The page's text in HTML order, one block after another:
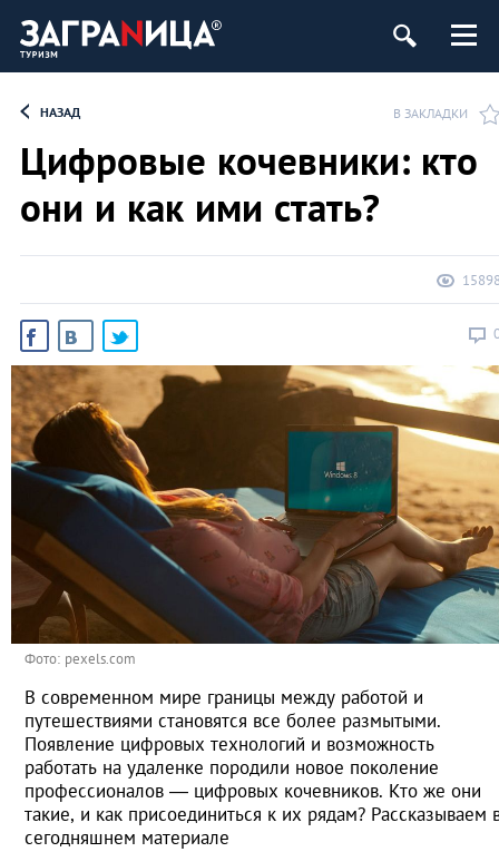
НАЗАД В ЗАКЛАДКИ
Цифровые кочевники: кто
они и как ими стать?
Фото: pexels.com
В современном мире границы между работой и
путешествиями становятся все более размытыми.
Появление цифровых технологий и возможность
работать на удаленке породили новое поколение
профессионалов — цифровых кочевников. Кто же они
такие, и как присоединиться к их рядам? Рассказываем
сегодняшнем материале